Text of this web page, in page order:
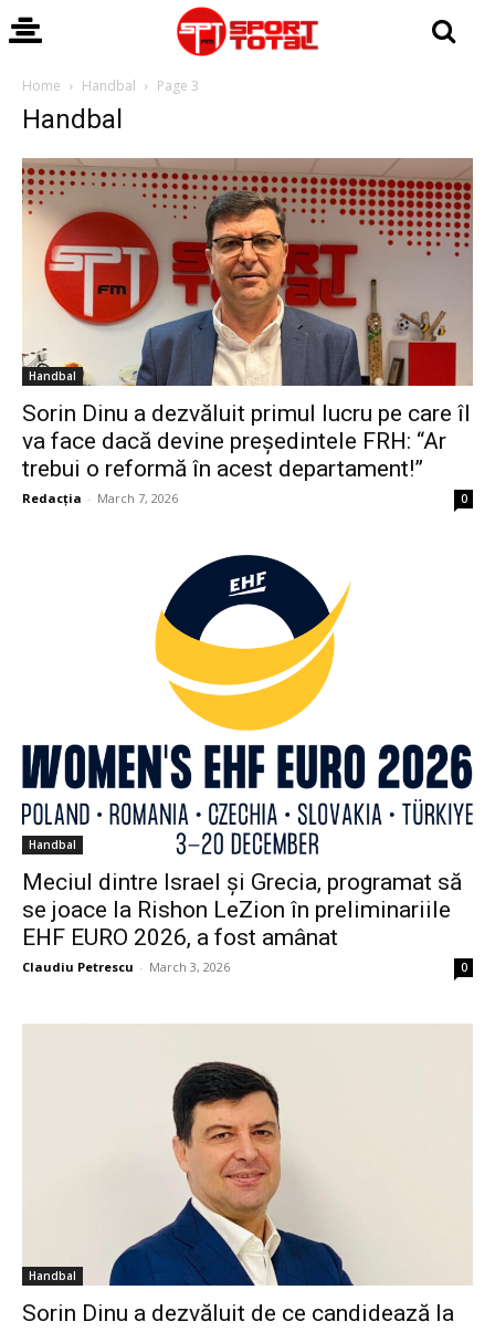
Home Handbal Page 3
Handbal
Handbal
Sorin Dinu a dezvăluit primul lucru pe care îl
va face dacă devine președintele FRH: “Ar
trebui o reformă în acest departament!”
Redacția - March 7, 2026 0
Handbal
Meciul dintre Israel și Grecia, programat să
se joace la Rishon LeZion în preliminariile
EHF EURO 2026, a fost amânat
Claudiu Petrescu - March 3, 2026 0
Handbal
Sorin Dinu a dezvăluit de ce candidează la